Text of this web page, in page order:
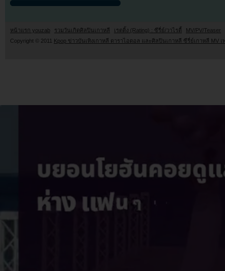
หน้าแรก youzab รวมวันเกิดศิลปินเกาหลี เรตติ้ง (Rating) : ซีรี่ย์/วาไรตี้
MV/PV/Teaser
Copyright © 2011 Kpop ข่าวบันเทิงเกาหลี ดาราไอดอล และศิลปินเกาหลี ซีรี่ย์เกาหลี MV